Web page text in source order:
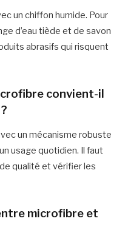
un chiffon humide. Pour
d’eau tiède et de savon
abrasifs qui risquent
convient-il
un mécanisme robuste
usage quotidien. Il faut
qualité et vérifier les
microfibre et